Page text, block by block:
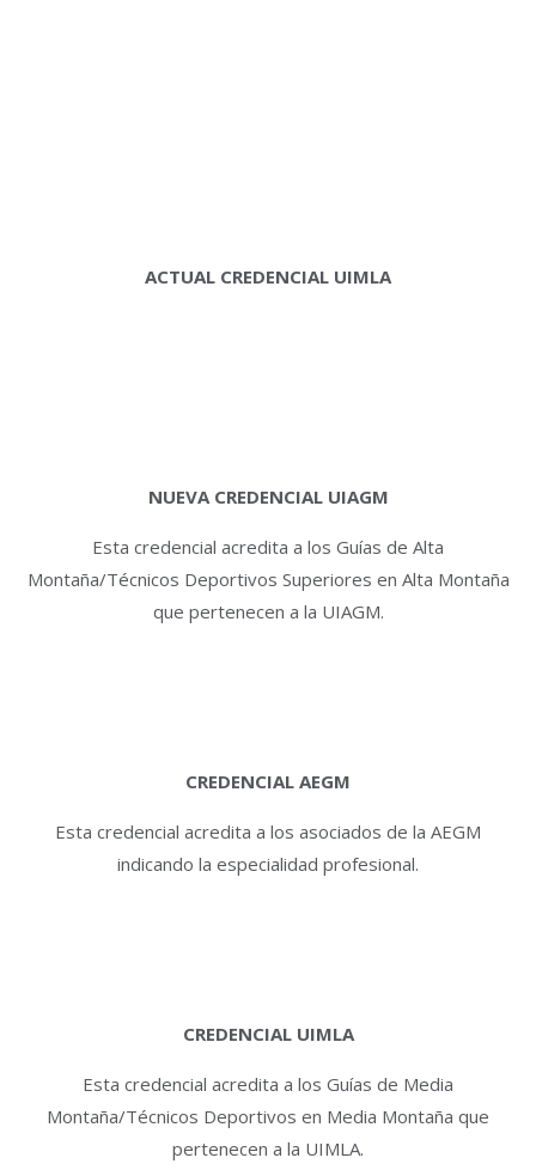
ACTUAL CREDENCIAL UIMLA
NUEVA CREDENCIAL UIAGM
Esta credencial acredita a los Guías de Alta
Montaña/Técnicos Deportivos Superiores en Alta Montaña
que pertenecen a la UIAGM.
CREDENCIAL AEGM
Esta credencial acredita a los asociados de la AEGM
indicando la especialidad profesional.
CREDENCIAL UIMLA
Esta credencial acredita a los Guías de Media
Montaña/Técnicos Deportivos en Media Montaña que
pertenecen a la UIMLA.